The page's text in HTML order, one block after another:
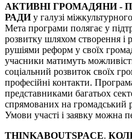
АКТИВНІ ГРОМАДЯНИ -
РАДИу галузі
Мета програми полягає у
розвитку шляхом створення і
рушіями реформ у своїх
учасники матимуть
соціальний розвиток своїх
професійні контакти.
представниками багатьох
спрямованих на громадський
Умови участі і заявку можна
THINKABOUTSPACE.